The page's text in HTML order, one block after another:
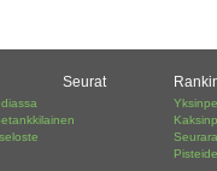
Seurat